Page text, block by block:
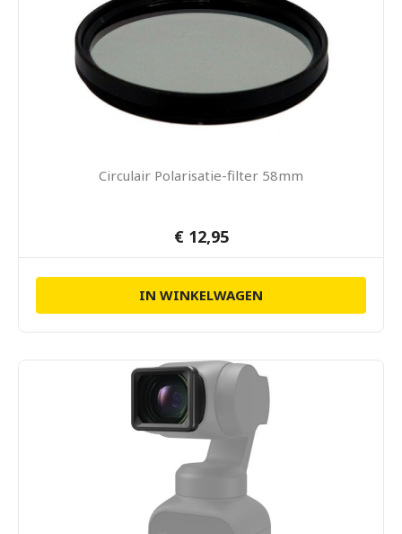
Circulair Polarisatie-filter 58mm
€ 12,95
IN WINKELWAGEN